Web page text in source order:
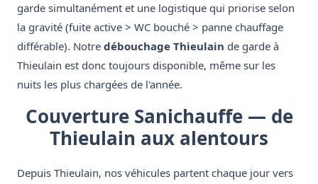
garde simultanément et une logistique qui priorise selon
la gravité (fuite active > WC bouché > panne chauffage
différable). Notre débouchage Thieulain de garde à
Thieulain est donc toujours disponible, même sur les
nuits les plus chargées de l'année.
Couverture Sanichauffe — de
Thieulain aux alentours
Depuis Thieulain, nos véhicules partent chaque jour vers